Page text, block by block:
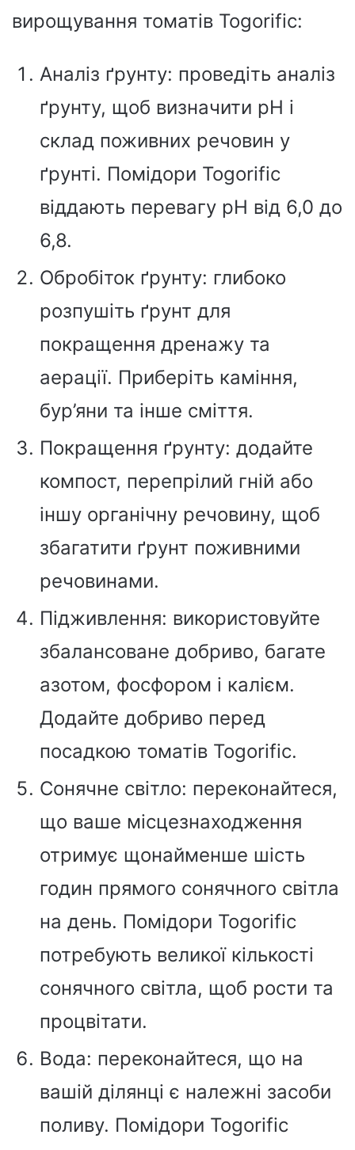
вирощування томатів Togorific:
Аналіз ґрунту: проведіть аналіз
ґрунту, щоб визначити рН і
склад поживних речовин у
ґрунті. Помідори Togorific
віддають перевагу pH від 6,0 до
6,8.
Обробіток ґрунту: глибоко
розпушіть ґрунт для
покращення дренажу та
аерації. Приберіть каміння,
бур’яни та інше сміття.
Покращення ґрунту: додайте
компост, перепрілий гній або
іншу органічну речовину, щоб
збагатити ґрунт поживними
речовинами.
Підживлення: використовуйте
збалансоване добриво, багате
азотом, фосфором і калієм.
Додайте добриво перед
посадкою томатів Togorific.
Сонячне світло: переконайтеся,
що ваше місцезнаходження
отримує щонайменше шість
годин прямого сонячного світла
на день. Помідори Togorific
потребують великої кількості
сонячного світла, щоб рости та
процвітати.
Вода: переконайтеся, що на
вашій ділянці є належні засоби
поливу. Помідори Togorific